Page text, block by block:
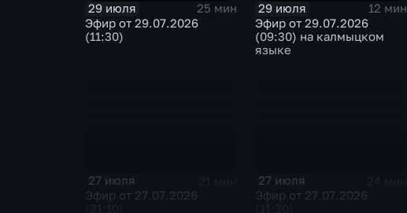
29 июля
25 мин
Эфир от 29.07.2026
(11:30)
29 июля
12 мин
Эфир от 29.07.2026
(09:30) на калмыцком
языке
27 июля
Эфир от 27.07.2026
27 июля
Эфир от 27.07.2026